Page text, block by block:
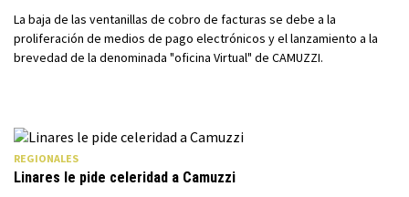
La baja de las ventanillas de cobro de facturas se debe a la
proliferación de medios de pago electrónicos y el lanzamiento a la
brevedad de la denominada "oficina Virtual" de CAMUZZI.
REGIONALES
Linares le pide celeridad a Camuzzi